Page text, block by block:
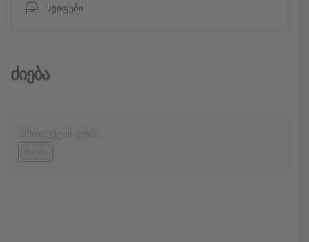
სეიფები
Ძიება